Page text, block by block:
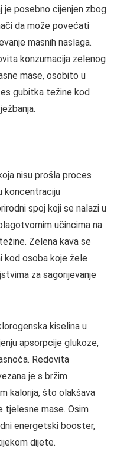
je posebno cijenjen zbog
da može povećati
masnih naslaga.
konzumacija zelenog
mase, osobito u
gubitka težine kod
nisu prošla proces
koncentraciju
spoj koji se nalazi u
učincima na
Zelena kava se
kod osoba koje žele
za sagorijevanje
kiselina u
apsorpcije glukoze,
Redovita
je s bržim
kalorija, što olakšava
tjelesne mase. Osim
energetski booster,
dijete.